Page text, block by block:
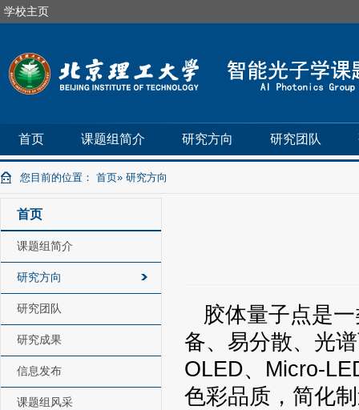
学校主页
首页 课题组简介 研究方向 研究团队
您目前的位置： 首页» 研究方向
首页
课题组简介
研究方向
研究团队
研究成果
信息发布
课题组风采
胶体量子点是
备、易分散、光
OLED、Micro-
色彩品质，简化